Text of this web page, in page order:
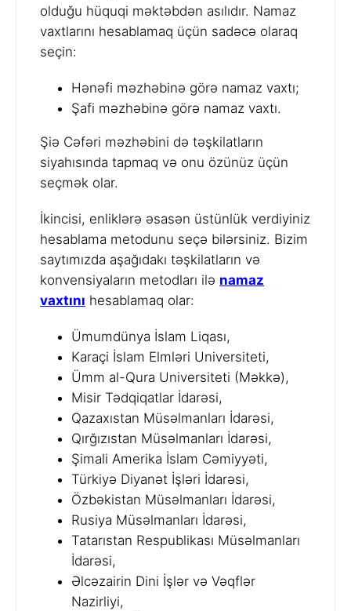
olduğu hüquqi məktəbdən asılıdır. Namaz
vaxtlarını hesablamaq üçün sadəcə olaraq
seçin:
Hənəfi məzhəbinə görə namaz vaxtı;
Şafi məzhəbinə görə namaz vaxtı.
Şiə Cəfəri məzhəbini də təşkilatların
siyahısında tapmaq və onu özünüz üçün
seçmək olar.
İkincisi, enliklərə əsasən üstünlük verdiyiniz
hesablama metodunu seçə bilərsiniz. Bizim
saytımızda aşağıdakı təşkilatların və
konvensiyaların metodları ilə namaz
vaxtını hesablamaq olar:
Ümumdünya İslam Liqası,
Karaçi İslam Elmləri Universiteti,
Ümm al-Qura Universiteti (Məkkə),
Misir Tədqiqatlar İdarəsi,
Qazaxıstan Müsəlmanları İdarəsi,
Qırğızıstan Müsəlmanları İdarəsi,
Şimali Amerika İslam Cəmiyyəti,
Türkiyə Diyanət İşləri İdarəsi,
Özbəkistan Müsəlmanları İdarəsi,
Rusiya Müsəlmanları İdarəsi,
Tatarıstan Respublikası Müsəlmanları
İdarəsi,
Əlcəzairin Dini İşlər və Vəqflər
Nazirliyi,